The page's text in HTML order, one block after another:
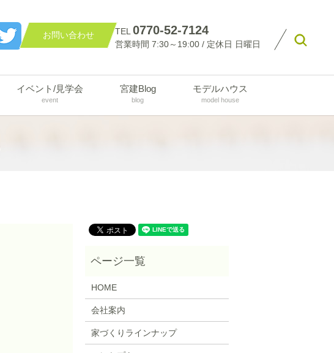
お問い合わせ TEL 0770-52-7124
営業時間 7:30～19:00 / 定休日 日曜日
イベント/見学会
event
宮建Blog
blog
モデルハウス
model house
HOME
会社案内
家づくりラインナップ